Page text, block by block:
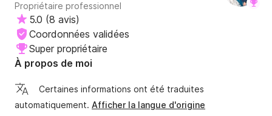
Propriétaire professionnel
5.0 (8 avis)
Coordonnées validées
Super propriétaire
À propos de moi
Certaines informations ont été traduites
automatiquement. Afficher la langue d'origine